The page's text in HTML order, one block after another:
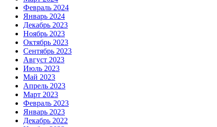
Февраль 2024
Январь 2024
Декабрь 2023
Ноябрь 2023
Октябрь 2023
Сентябрь 2023
Август 2023
Июль 2023
Май 2023
Апрель 2023
Март 2023
Февраль 2023
Январь 2023
Декабрь 2022